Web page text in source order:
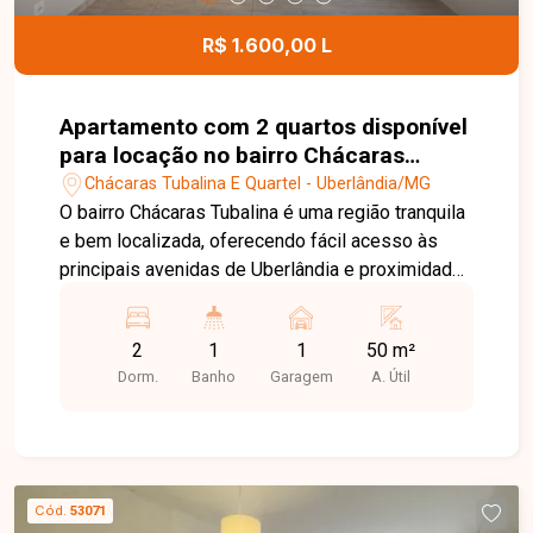
R$ 1.600,00 L
Apartamento com 2 quartos disponível
para locação no bairro Chácaras
Tubalina em Uberlândia-MG
Chácaras Tubalina E Quartel - Uberlândia/MG
O bairro Chácaras Tubalina é uma região tranquila
e bem localizada, oferecendo fácil acesso às
principais avenidas de Uberlândia e proximidade
comércios e diversos serviços. Uma excelente
opção para quem busca praticidade, conforto e
qualidade de vida. Sala ampla, 2 quartos, sendo 1
apartamento possui ambientes bem distribuídos
e funcionais, proporcionando conforto e
2
Dorm.
1
Banho
1
Garagem
50 m²
A. Útil
Cód. 53071